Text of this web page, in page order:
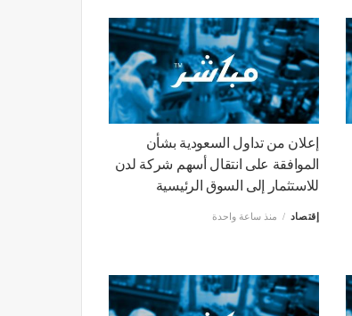
إعلان من تداول السعودية بشأن
الموافقة على انتقال أسهم شركة لدن
للاستثمار إلى السوق الرئيسية
إقتصاد منذ ساعة واحدة